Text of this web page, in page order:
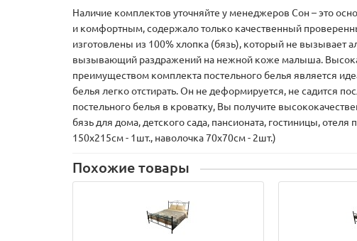
Наличие комплектов уточняйте у менеджеров Сон – это
и комфортным, содержало только качественный
изготовлены из 100% хлопка (бязь), который не вызывает
вызывающий раздражений на нежной коже малыша.
преимуществом комплекта постельного белья является
белья легко отстирать. Он не деформируется, не садится
постельного белья в кроватку, Вы получите
бязь для дома, детского сада, пансионата, гостиницы,
150х215см - 1шт., наволочка 70х70см - 2шт.)
Похожие товары